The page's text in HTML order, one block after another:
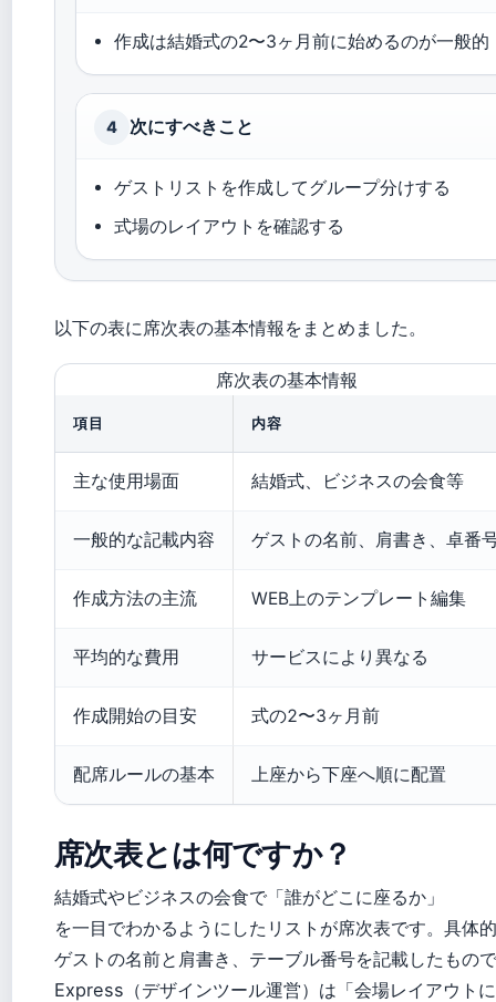
作成は結婚式の2〜3ヶ月前に始めるのが一般的
4 次にすべきこと
ゲストリストを作成してグループ分けする
式場のレイアウトを確認する
以下の表に席次表の基本情報をまとめました。
席次表の基本情報
項目 内容
主な使用場面 結婚式、ビジネスの会食等
一般的な記載内容 ゲストの名前、肩書き、卓番
作成方法の主流 WEB上のテンプレート編集
平均的な費用 サービスにより異なる
作成開始の目安 式の2〜3ヶ月前
配席ルールの基本 上座から下座へ順に配置
席次表とは何ですか？
結婚式やビジネスの会食で「誰がどこに座るか」
を一目でわかるようにしたリストが席次表です。具体
ゲストの名前と肩書き、テーブル番号を記載したもの
Express（デザインツール運営）は「会場レイアウト